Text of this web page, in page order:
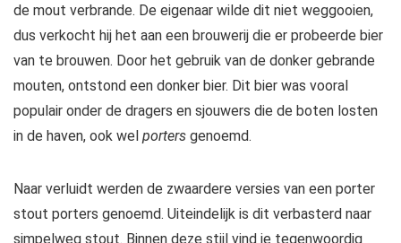
de mout verbrande. De eigenaar wilde dit niet weggooien,
dus verkocht hij het aan een brouwerij die er probeerde bier
van te brouwen. Door het gebruik van de donker gebrande
mouten, ontstond een donker bier. Dit bier was vooral
populair onder de dragers en sjouwers die de boten losten
in de haven, ook wel porters genoemd.
Naar verluidt werden de zwaardere versies van een porter
stout porters genoemd. Uiteindelijk is dit verbasterd naar
simpelweg stout. Binnen deze stijl vind je tegenwoordig